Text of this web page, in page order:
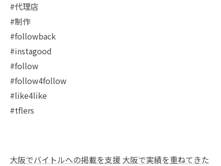
#代理店
#制作
#followback
#instagood
#follow
#follow4follow
#like4like
#tflers
大阪でバイトルへの掲載を支援 大阪で実績を重ねてきた